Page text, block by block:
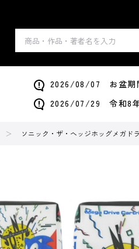
2026/08/07 お盆期
2026/07/29 令和8年
ソニック・ザ・ヘッジホッグメガド